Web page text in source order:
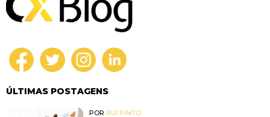
ÚLTIMAS POSTAGENS
POR RUI PINTO